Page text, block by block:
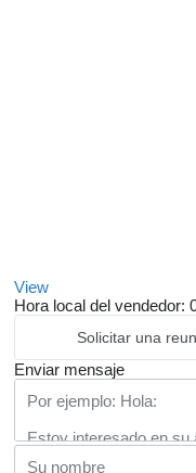
View
Hora local del vendedor:
Solicitar una
Enviar mensaje